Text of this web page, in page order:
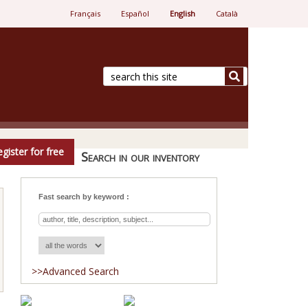
Français Español English Català
for free Search in our inventory
Fast search by keyword :
>>Advanced Search